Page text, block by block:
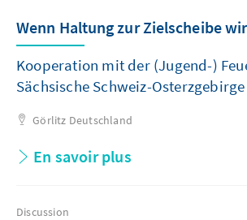
Wenn Haltung zur Zielscheibe
Kooperation mit der (Jugend-)
Sächsische Schweiz-Osterzgebirge
Görlitz Deutschland
En savoir plus
Discussion